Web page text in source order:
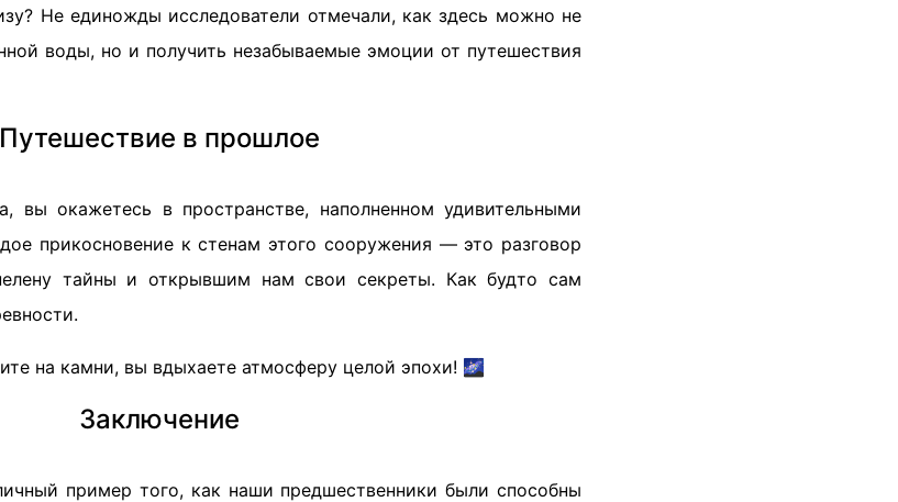
Не единожды исследователи отмечали, как здесь можно не
воды, но и получить незабываемые эмоции от путешествия
Путешествие в прошлое
вы окажетесь в пространстве, наполненном удивительными
прикосновение к стенам этого сооружения — это разговор
тайны и открывшим нам свои секреты. Как будто сам
на камни, вы вдыхаете атмосферу целой эпохи! 🌌
Заключение
пример того, как наши предшественники были способны